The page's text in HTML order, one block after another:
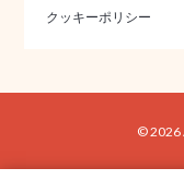
クッキーポリシー
© 2026